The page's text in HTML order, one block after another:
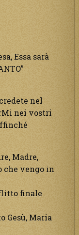
Essa sarà
nel
nei vostri
Madre,
che vengo in
finale
Gesù, Maria